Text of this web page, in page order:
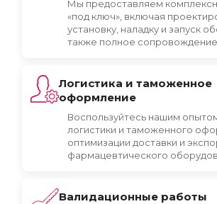
Мы предоставляем
«под ключ», включая
установку, наладку и запуск
также полное сопровождение
Логистика и таможенное
оформление
Воспользуйтесь нашим
логистики и таможенного
оптимизации доставки и
фармацевтического
Валидационные работы